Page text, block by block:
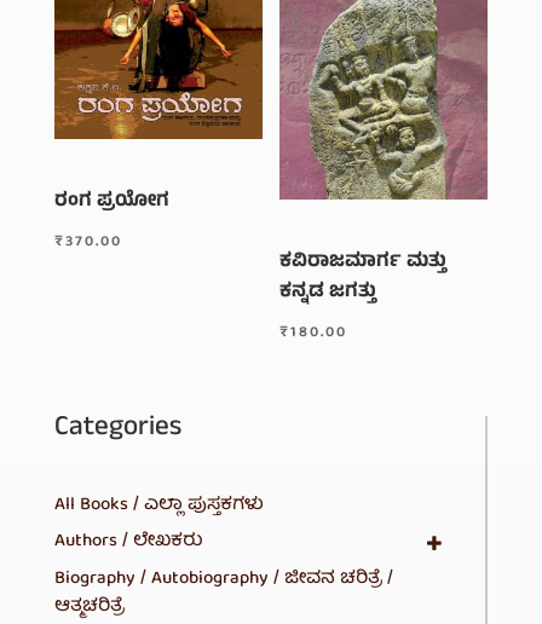
Categories
All Books / ಎಲ್ಲಾ ಪುಸ್ತಕಗಳು
Authors / ಲೇಖಕರು
Biography / Autobiography / ಜೀವನ ಚರಿತ್ರೆ /
ಆತ್ಮಚರಿತ್ರೆ
ರಂಗ ಪ್ರಯೋಗ
₹370.00
ಕವಿರಾಜಮಾರ್ಗ ಮತ್ತು
ಕನ್ನಡ ಜಗತ್ತು
₹180.00